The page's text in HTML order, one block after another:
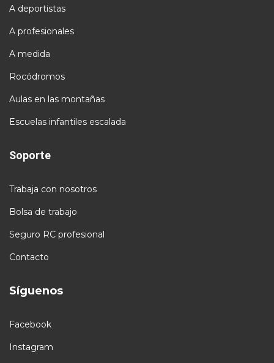
A deportistas
A profesionales
A medida
Rocódromos
Aulas en las montañas
Escuelas infantiles escalada
Soporte
Trabaja con nosotros
Bolsa de trabajo
Seguro RC profesional
Contacto
Síguenos
Facebook
Instagram